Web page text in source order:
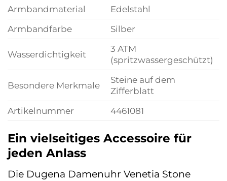
Armbandmaterial
Edelstahl
Armbandfarbe
Silber
Wasserdichtigkeit
3 ATM
(spritzwassergeschützt)
Besondere Merkmale
Steine auf dem
Zifferblatt
Artikelnummer
4461081
Ein vielseitiges Accessoire für
jeden Anlass
Die Dugena Damenuhr Venetia Stone